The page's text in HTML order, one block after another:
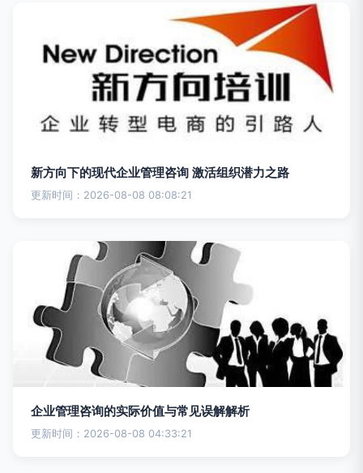
新方向下的现代企业管理咨询 激活组织潜力之路
更新时间：2026-08-08 08:08:21
企业管理咨询的实际价值与常见误解解析
更新时间：2026-08-08 04:33:21